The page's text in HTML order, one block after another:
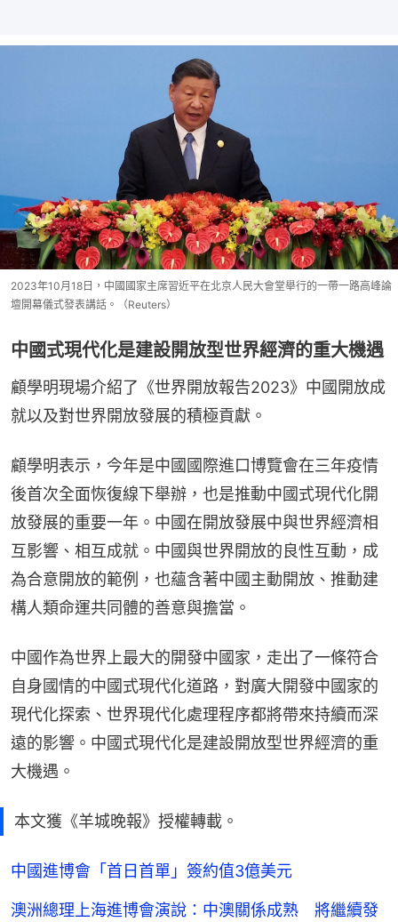
2023年10月18日，中國國家主席習近平在北京人民大會堂舉行的一帶一路高峰論
壇開幕儀式發表講話。（Reuters）
中國式現代化是建設開放型世界經濟的重大機遇
顧學明現場介紹了《世界開放報告2023》中國開放成
就以及對世界開放發展的積極貢獻。
顧學明表示，今年是中國國際進口博覽會在三年疫情
後首次全面恢復線下舉辦，也是推動中國式現代化開
放發展的重要一年。中國在開放發展中與世界經濟相
互影響、相互成就。中國與世界開放的良性互動，成
為合意開放的範例，也蘊含著中國主動開放、推動建
構人類命運共同體的善意與擔當。
中國作為世界上最大的開發中國家，走出了一條符合
自身國情的中國式現代化道路，對廣大開發中國家的
現代化探索、世界現代化處理程序都將帶來持續而深
遠的影響。中國式現代化是建設開放型世界經濟的重
大機遇。
本文獲《羊城晚報》授權轉載。
中國進博會「首日首單」簽約值3億美元
澳洲總理上海進博會演說：中澳關係成熟 將繼續發